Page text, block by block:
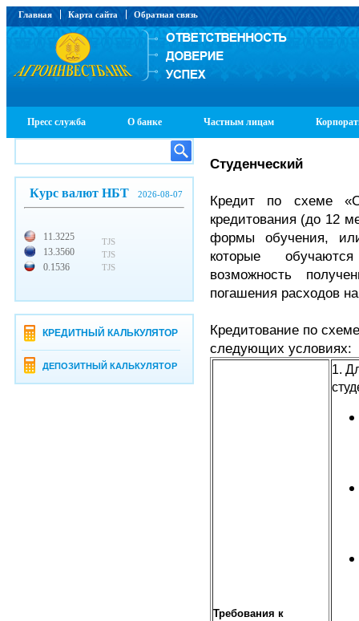
Главная Карта сайта Обратная связь
Пресс служба О банке Частным лицам
Курс валют НБТ 2026-08-07
11.3225
13.3560
0.1536
TJS
TJS
TJS
КРЕДИТНЫЙ КАЛЬКУЛЯТОР
ДЕПОЗИТНЫЙ КАЛЬКУЛЯТОР
Студенческий
Кредит по схеме
кредитования (до 12
формы обучения,
которые
возможность
погашения расходов
Кредитование по
следующих
Требования к
1.